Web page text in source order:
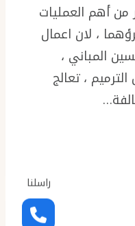
من أهم العمليات
، لان اعمال
المباني ،
، تعالج
راسلنا